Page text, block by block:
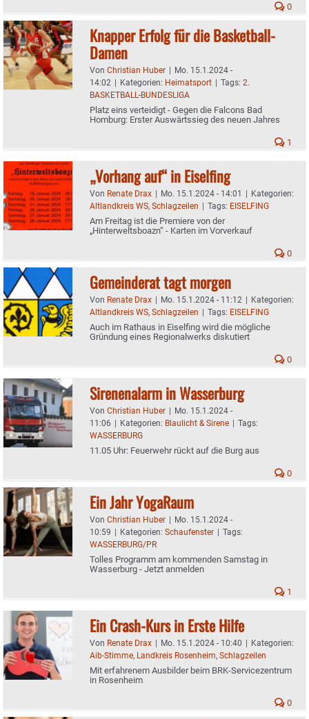
0
Knapper Erfolg für die Basketball-
Damen
Von Christian Huber | Mo. 15.1.2024 -
14:02 | Kategorien: Heimatsport | Tags: 2.
BASKETBALL-BUNDESLIGA
Platz eins verteidigt - Gegen die Falcons Bad
Homburg: Erster Auswärtssieg des neuen Jahres
1
„Vorhang auf“ in Eiselfing
Von Renate Drax | Mo. 15.1.2024 - 14:01 | Kategorien:
Altlandkreis WS, Schlagzeilen | Tags: EISELFING
Am Freitag ist die Premiere von der
„Hinterweltsboazn“ - Karten im Vorverkauf
0
Gemeinderat tagt morgen
Von Renate Drax | Mo. 15.1.2024 - 11:12 | Kategorien:
Altlandkreis WS, Schlagzeilen | Tags: EISELFING
Auch im Rathaus in Eiselfing wird die mögliche
Gründung eines Regionalwerks diskutiert
0
Sirenenalarm in Wasserburg
Von Christian Huber | Mo. 15.1.2024 -
11:06 | Kategorien: Blaulicht & Sirene | Tags:
WASSERBURG
11.05 Uhr: Feuerwehr rückt auf die Burg aus
0
Ein Jahr YogaRaum
Von Christian Huber | Mo. 15.1.2024 -
10:59 | Kategorien: Schaufenster | Tags:
WASSERBURG/PR
Tolles Programm am kommenden Samstag in
Wasserburg - Jetzt anmelden
1
Ein Crash-Kurs in Erste Hilfe
Von Renate Drax | Mo. 15.1.2024 - 10:40 | Kategorien:
Aib-Stimme, Landkreis Rosenheim, Schlagzeilen
Mit erfahrenem Ausbilder beim BRK-Servicezentrum
in Rosenheim
0